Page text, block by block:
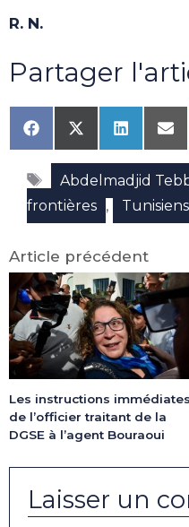
R. N.
Partager
Share
on
Facebook
Share
on
X
(Twitter)
Share
on
LinkedIn
on
Étiquettes
Abdelmadjid
frontières , Tunisiens
Article précédent
Les instructions immédiates
de l’officier traitant de la
DGSE à l’agent Bouraoui
Laisser un